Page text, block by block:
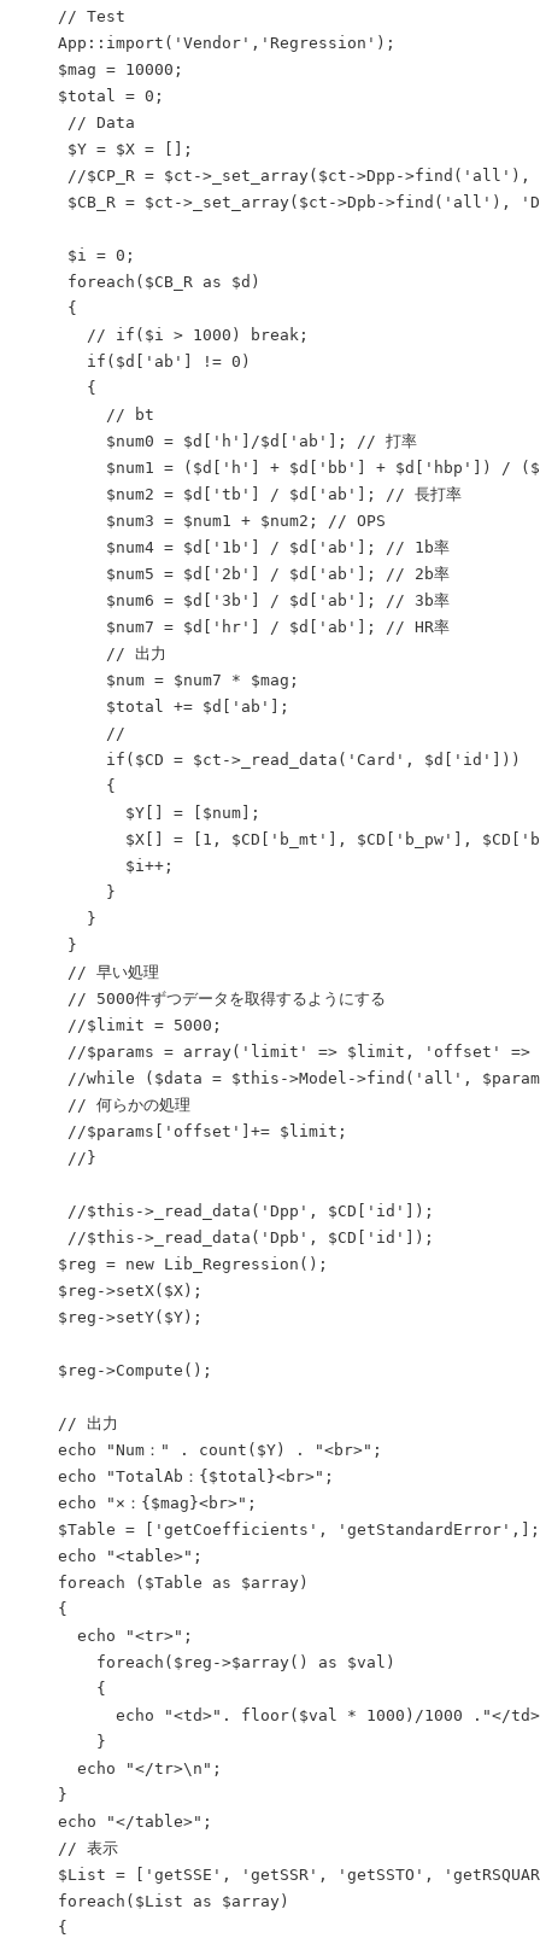
    // Test
    App::import('Vendor','Regression');
    $mag = 10000;
    $total = 0;
     // Data
     $Y = $X = [];
//$CP_R = $ct->_set_array($ct->Dpp->find('all'),
$CB_R = $ct->_set_array($ct->Dpb->find('all'),
     $i = 0;
     foreach($CB_R as $d)
     {
       // if($i > 1000) break;
       if($d['ab'] != 0)
       {
         // bt
         $num0 = $d['h']/$d['ab']; // 打率
$num1 = ($d['h'] + $d['bb'] + $d['hbp']) /
         $num2 = $d['tb'] / $d['ab']; // 長打率
         $num3 = $num1 + $num2; // OPS
         $num4 = $d['1b'] / $d['ab']; // 1b率
         $num5 = $d['2b'] / $d['ab']; // 2b率
         $num6 = $d['3b'] / $d['ab']; // 3b率
         $num7 = $d['hr'] / $d['ab']; // HR率
         // 出力
         $num = $num7 * $mag;
         $total += $d['ab'];
         //
         if($CD = $ct->_read_data('Card', $d['id']))
         {
           $Y[] = [$num];
$X[] = [1, $CD['b_mt'], $CD['b_pw'],
           $i++;
         }
       }
     }
     // 早い処理
     // 5000件ずつデータを取得するようにする
     //$limit = 5000;
//$params = array('limit' => $limit, 'offset' =>
//while ($data = $this->Model->find('all',
     // 何らかの処理
     //$params['offset']+= $limit;
     //}
     //$this->_read_data('Dpp', $CD['id']);
     //$this->_read_data('Dpb', $CD['id']);
    $reg = new Lib_Regression();
    $reg->setX($X);
    $reg->setY($Y);
    $reg->Compute();
    // 出力
    echo "Num：" . count($Y) . "<br>";
    echo "TotalAb：{$total}<br>";
    echo "×：{$mag}<br>";
    $Table = ['getCoefficients', 'getStandardError',];
    echo "<table>";
    foreach ($Table as $array)
    {
      echo "<tr>";
        foreach($reg->$array() as $val)
        {
echo "<td>". floor($val * 1000)/1000 ."</
        }
      echo "</tr>\n";
    }
    echo "</table>";
    // 表示
$List = ['getSSE', 'getSSR', 'getSSTO',
    foreach($List as $array)
    {